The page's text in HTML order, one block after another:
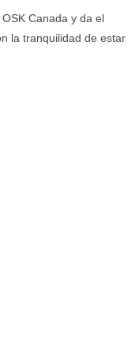
Canada y da el
la tranquilidad de estar